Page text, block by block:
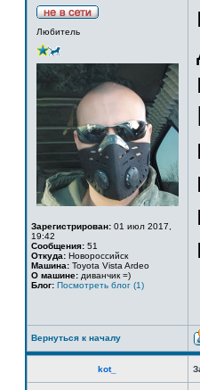
Любитель
Зарегистрирован: 01 июл 2017,
19:42
Сообщения: 51
Откуда: Новороссийск
Машина: Toyota Vista Ardeo
О машине: диванчик =)
Блог: Посмотреть блог (1)
Вернуться к началу
kot_